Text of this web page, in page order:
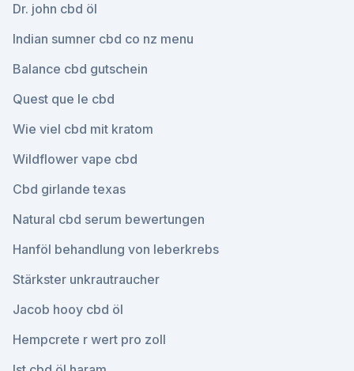
Dr. john cbd öl
Indian sumner cbd co nz menu
Balance cbd gutschein
Quest que le cbd
Wie viel cbd mit kratom
Wildflower vape cbd
Cbd girlande texas
Natural cbd serum bewertungen
Hanföl behandlung von leberkrebs
Stärkster unkrautraucher
Jacob hooy cbd öl
Hempcrete r wert pro zoll